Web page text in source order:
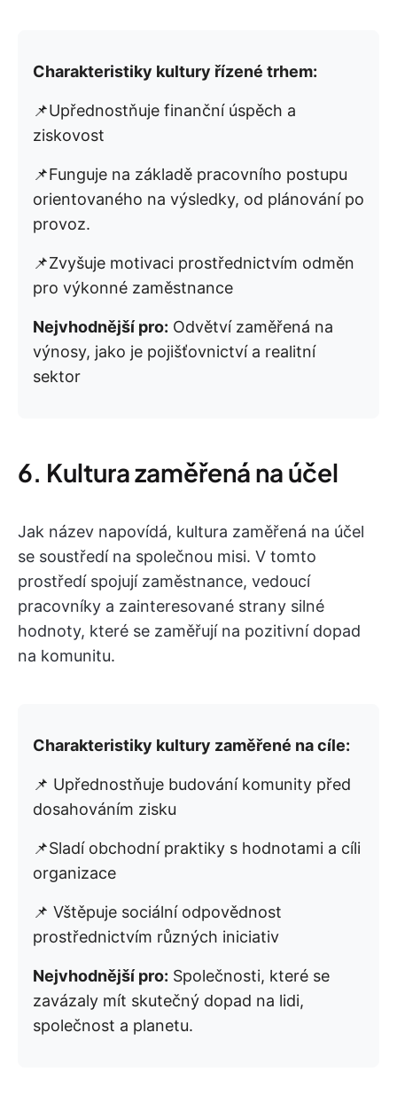
Charakteristiky kultury řízené trhem:
📌Upřednostňuje finanční úspěch a
ziskovost
📌Funguje na základě pracovního postupu
orientovaného na výsledky, od plánování po
provoz.
📌Zvyšuje motivaci prostřednictvím odměn
pro výkonné zaměstnance
Nejvhodnější pro: Odvětví zaměřená na
výnosy, jako je pojišťovnictví a realitní
sektor
6. Kultura zaměřená na účel
Jak název napovídá, kultura zaměřená na účel
se soustředí na společnou misi. V tomto
prostředí spojují zaměstnance, vedoucí
pracovníky a zainteresované strany silné
hodnoty, které se zaměřují na pozitivní dopad
na komunitu.
Charakteristiky kultury zaměřené na cíle:
📌 Upřednostňuje budování komunity před
dosahováním zisku
📌Sladí obchodní praktiky s hodnotami a cíli
organizace
📌 Vštěpuje sociální odpovědnost
prostřednictvím různých iniciativ
Nejvhodnější pro: Společnosti, které se
zavázaly mít skutečný dopad na lidi,
společnost a planetu.